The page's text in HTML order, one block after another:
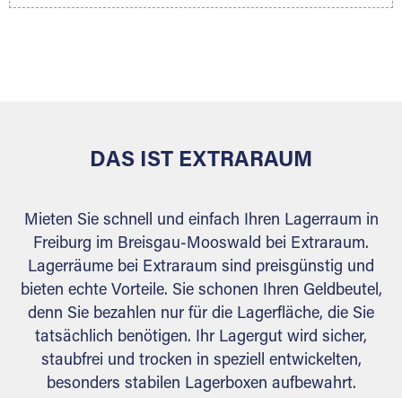
Ihr Lagergut wird bei Ihrem Extraraum Partner
DAS IST EXTRARAUM
Mieten Sie schnell und einfach Ihren Lagerraum in
Freiburg im Breisgau-Mooswald bei Extraraum.
Lagerräume bei Extraraum sind preisgünstig und
bieten echte Vorteile. Sie schonen Ihren Geldbeutel,
denn Sie bezahlen nur für die Lagerfläche, die Sie
tatsächlich benötigen. Ihr Lagergut wird sicher,
staubfrei und trocken in speziell entwickelten,
besonders stabilen Lagerboxen aufbewahrt.